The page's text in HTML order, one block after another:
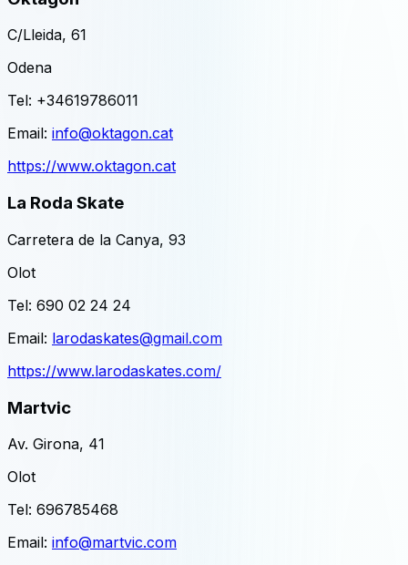
C/Lleida, 61
Odena
Tel: +34619786011
Email: info@oktagon.cat
https://www.oktagon.cat
La Roda Skate
Carretera de la Canya, 93
Olot
Tel: 690 02 24 24
Email: larodaskates@gmail.com
https://www.larodaskates.com/
Martvic
Av. Girona, 41
Olot
Tel: 696785468
Email: info@martvic.com